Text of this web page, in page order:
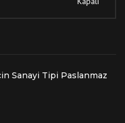
Sanayi Tipi Paslanmaz